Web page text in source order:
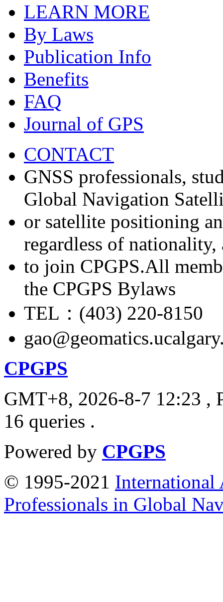
LEARN MORE
By Laws
Publication Info
Benefits
FAQ
Journal of GPS
CONTACT
GNSS professionals,
Global Navigation
or satellite positioning
regardless of nationality,
to join CPGPS.All
the CPGPS Bylaws
TEL：(403) 220-8150
CPGPS
GMT+8, 2026-8-7 12:23 ,
16 queries .
Powered by CPGPS
© 1995-2021 International
Professionals in Global